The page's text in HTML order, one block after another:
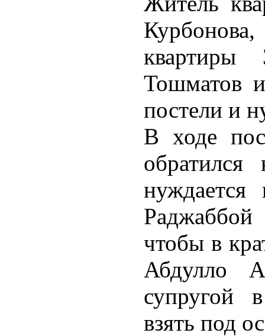
квартиры
Тошматов
постели и
В ходе
нуждается
Раджаббой
чтобы в
Абдулло
супругой
взять под